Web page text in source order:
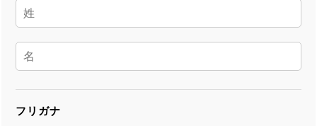
フリガナ